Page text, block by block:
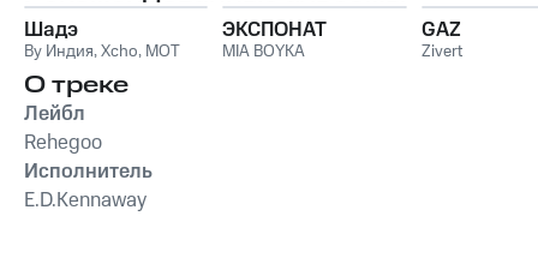
Шадэ
By Индия,Xcho, MOT
ЭКСПОНАТ
MIA BOYKA
GAZ
Zivert
О треке
Лейбл
Rehegoo
Исполнитель
E.D.Kennaway